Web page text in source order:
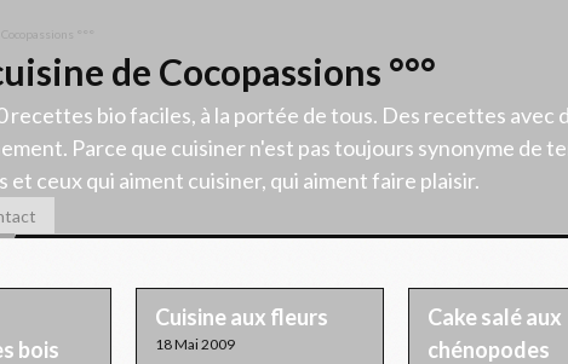
de Cocopassions °°°
recettes bio faciles, à la portée de tous. Des recettes avec
Parce que cuisiner n'est pas toujours synonyme de
et ceux qui aiment cuisiner, qui aiment faire plaisir.
bois
Cuisine aux fleurs
18 Mai 2009
Cake salé aux
chénopodes